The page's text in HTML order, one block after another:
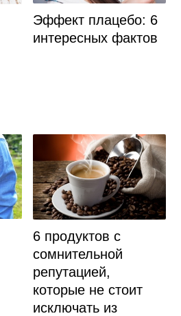
Эффект плацебо: 6
интересных фактов
6 продуктов с
сомнительной
репутацией,
которые не стоит
исключать из